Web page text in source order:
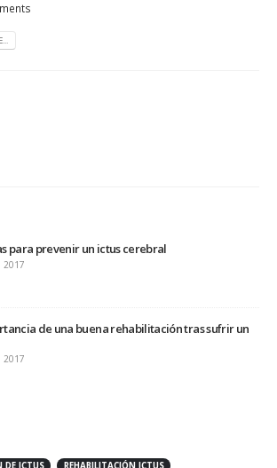
para prevenir un ictus cerebral
2017
de una buena rehabilitación tras sufrir un
2017
DE ICTUS REHABILITACIÓN ICTUS